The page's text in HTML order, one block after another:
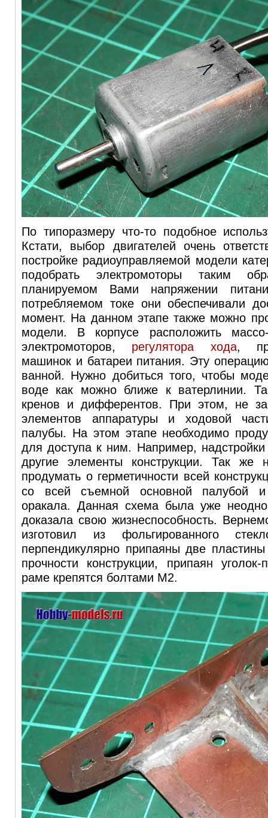
По типоразмеру что-то подобное
Кстати, выбор двигателей очень
постройке радиоуправляемой модели
подобрать электромоторы таким
планируемом Вами напряжении
потребляемом токе они обеспечивали
момент. На данном этапе также можно
модели. В корпусе расположить
электромоторов, регулятора хода,
машинок и батареи питания. Эту
ванной. Нужно добиться того, чтобы
воде как можно ближе к ватерлинии.
кренов и дифферентов. При этом, не
элементов аппаратуры и ходовой
палубы. На этом этапе необходимо
для доступа к ним. Например,
другие элементы конструкции. Так же
продумать о герметичности всей
со всей съемной основной палубой
оракала. Данная схема была уже
доказала свою жизнеспособность.
изготовил из фольгированного
перпендикулярно припаяны две
прочности конструкции, припаян
раме крепятся болтами M2.